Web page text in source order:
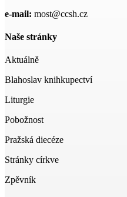
e-mail: most@ccsh.cz
Naše stránky
Aktuálně
Blahoslav knihkupectví
Liturgie
Pobožnost
Pražská diecéze
Stránky církve
Zpěvník